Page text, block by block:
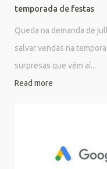
temporada de festas
Queda na demanda de
salvar vendas na
surpresas que vêm aí...
Read more